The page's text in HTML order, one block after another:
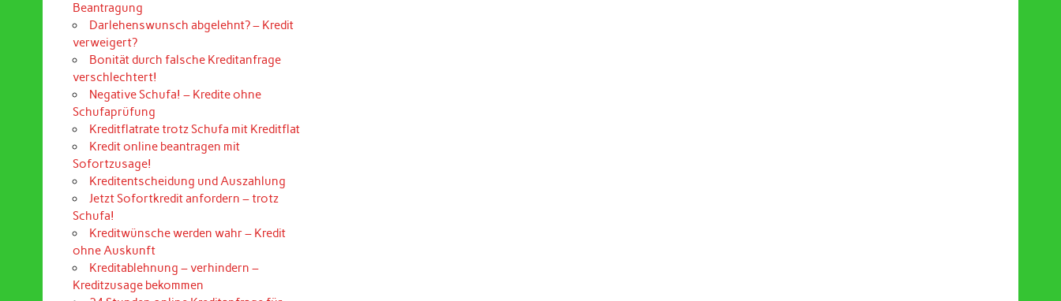
Beantragung
Darlehenswunsch abgelehnt? – Kredit
verweigert?
Bonität durch falsche Kreditanfrage
verschlechtert!
Negative Schufa! – Kredite ohne
Schufaprüfung
Kreditflatrate trotz Schufa mit Kreditflat
Kredit online beantragen mit
Sofortzusage!
Kreditentscheidung und Auszahlung
Jetzt Sofortkredit anfordern – trotz
Schufa!
Kreditwünsche werden wahr – Kredit
ohne Auskunft
Kreditablehnung – verhindern –
Kreditzusage bekommen